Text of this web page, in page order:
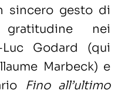
sincero gesto di
nei
Godard (qui
Marbeck) e
Fino all’ultimo